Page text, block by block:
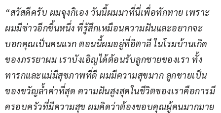
“สวัสดีครับ ผมจุงกิเอง วันนี้ผมมาที่นี่เพื่อทักทาย เพราะ
ผมมีข่าวอีกชิ้นหนึ่ง ที่รู้สึกเหมือนความฝันและอยากจะ
บอกคุณเป็นคนแรก ตอนนี้ผมอยู่ที่อิตาลี ในโรมบ้านเกิด
ของภรรยาผม เราบังเอิญได้ต้อนรับลูกชายของเรา ทั้ง
ทารกและแม่มีสุขภาพที่ดี ผมมีความสุขมาก ลูกชายเป็น
ของขวัญล้ำค่าที่สุด ความฝันสูงสุดในชีวิตของเราคือการมี
ครอบครัวที่มีความสุข ผมคิดว่าต้องขอบคุณผู้คนมากมาย